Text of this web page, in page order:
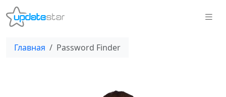
Главная Password Finder